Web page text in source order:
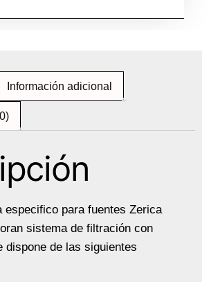
Información adicional
especifico para fuentes Zerica
sistema de filtración con
dispone de las siguientes